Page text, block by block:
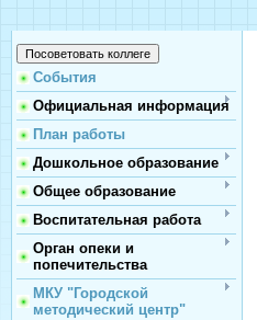
События
Официальная информация
План работы
Дошкольное образование
Общее образование
Воспитательная работа
Орган опеки и
попечительства
МКУ "Городской
методический центр"